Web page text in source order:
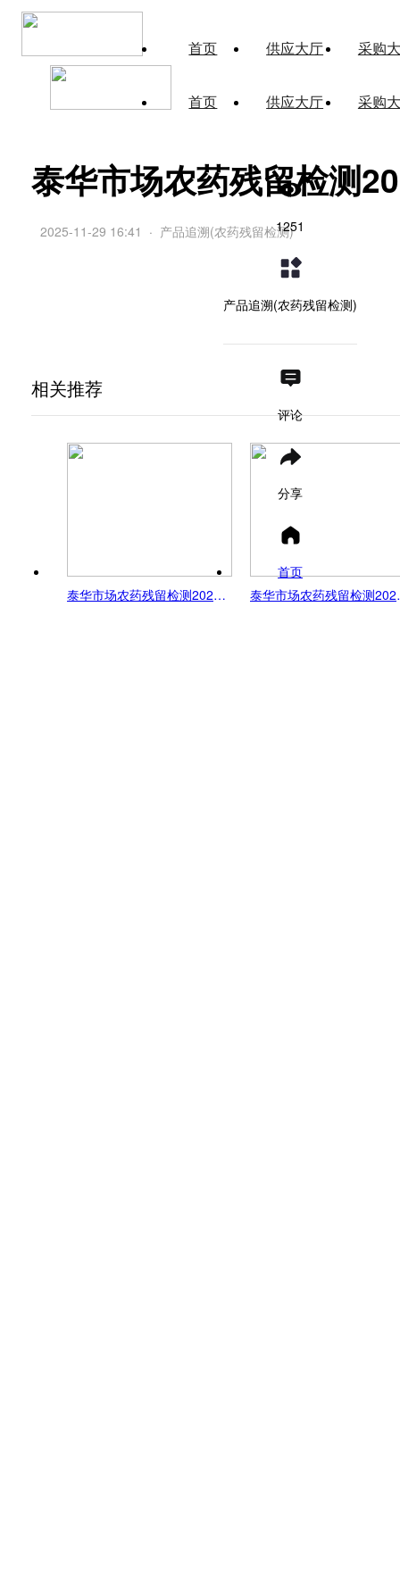
首页 供应大厅 采购
首页 供应大厅 采购
泰华市场农药残留检测
2025-11-29 16:41 · 产品追溯(农药残留检测)
相关推荐
泰华市场农药残留检测2026-5-4 泰华
1251
产品追溯(农药残留检测)
评论
分享
首页